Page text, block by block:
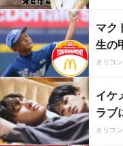
マク
生の
オリコ
イケ
ラブ
オリコ